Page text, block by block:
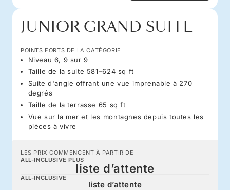
JUNIOR GRAND SUITE
POINTS FORTS DE LA CATÉGORIE
Niveau 6, 9 sur 9
Taille de la suite 581–624 sq ft
Suite d'angle offrant une vue imprenable à 270
degrés
Taille de la terrasse 65 sq ft
Vue sur la mer et les montagnes depuis toutes les
pièces à vivre
LES PRIX COMMENCENT À PARTIR DE
ALL-INCLUSIVE PLUS
liste d’attente
ALL-INCLUSIVE
liste d’attente